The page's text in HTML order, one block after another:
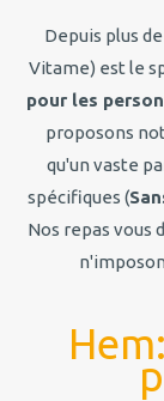
Depuis plus
Vitame) est le
pour les
proposons
qu'un vaste
spécifiques (
Nos repas vous